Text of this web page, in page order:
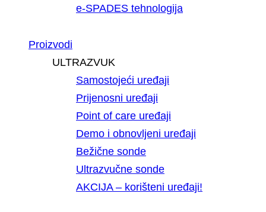
e-SPADES tehnologija
Proizvodi
ULTRAZVUK
Samostojeći uređaji
Prijenosni uređaji
Point of care uređaji
Demo i obnovljeni uređaji
Bežične sonde
Ultrazvučne sonde
AKCIJA – korišteni uređaji!